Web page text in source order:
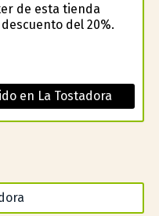
de esta tienda
del 20%.
en La Tostadora